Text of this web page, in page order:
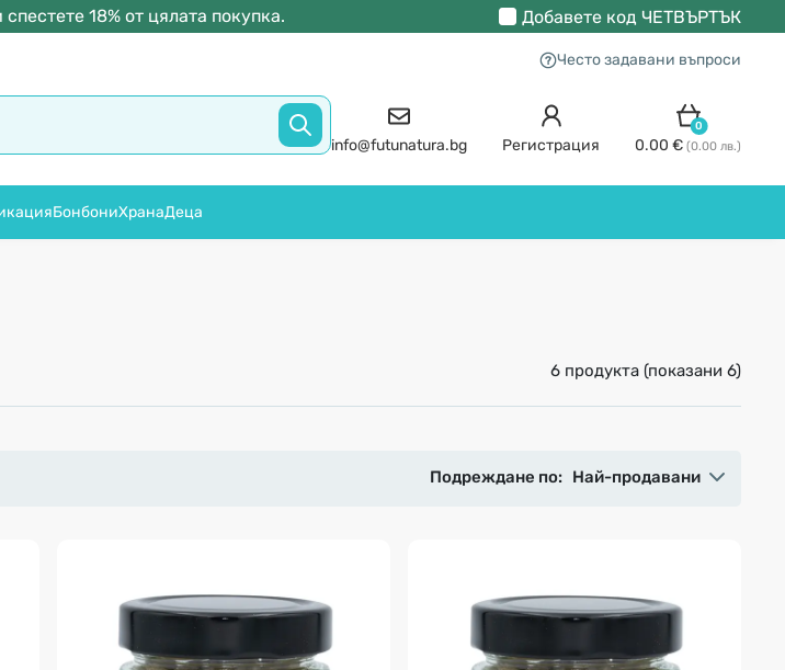
18% от цялата покупка. Добавете код ЧЕТВЪРТЪК
Често задавани въпроси
info@futunatura.bg Регистрация
0
0.00 € (0.00 лв.)
БонбониХранаДеца
6 продукта (показани 6)
Подреждане по: Най-продавани